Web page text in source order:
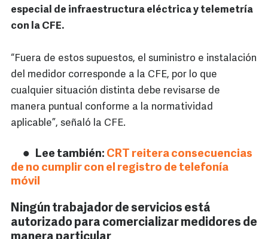
especial de infraestructura eléctrica y telemetría
con la CFE.
“Fuera de estos supuestos, el suministro e instalación
del medidor corresponde a la CFE, por lo que
cualquier situación distinta debe revisarse de
manera puntual conforme a la normatividad
aplicable”, señaló la CFE.
Lee también: CRT reitera consecuencias
de no cumplir con el registro de telefonía
móvil
Ningún trabajador de servicios está
autorizado para comercializar medidores de